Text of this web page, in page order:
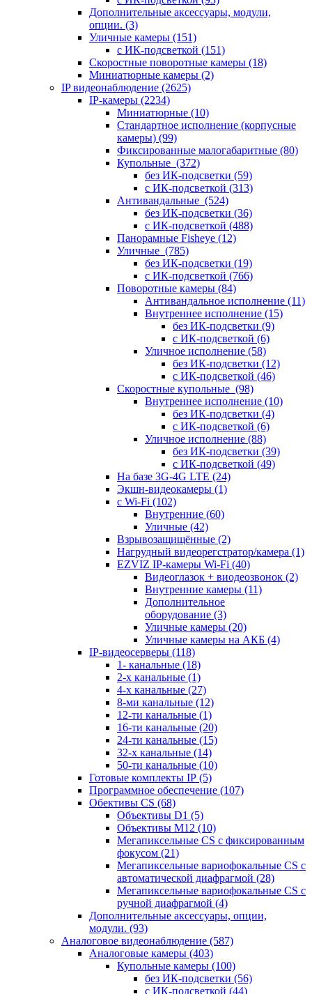
Дополнительные аксессуары, модули,
опции. (3)
Уличные камеры (151)
с ИК-подсветкой (151)
Скоростные поворотные камеры (18)
Миниатюрные камеры (2)
IP видеонаблюдение (2625)
IP-камеры (2234)
Миниатюрные (10)
Стандартное исполнение (корпусные
камеры) (99)
Фиксированные малогабаритные (80)
Купольные (372)
без ИК-подсветки (59)
с ИК-подсветкой (313)
Антивандальные (524)
без ИК-подсветки (36)
с ИК-подсветкой (488)
Панорамные Fisheye (12)
Уличные (785)
без ИК-подсветки (19)
с ИК-подсветкой (766)
Поворотные камеры (84)
Антивандальное исполнение (11)
Внутреннее исполнение (15)
без ИК-подсветки (9)
с ИК-подсветкой (6)
Уличное исполнение (58)
без ИК-подсветки (12)
с ИК-подсветкой (46)
Скоростные купольные (98)
Внутреннее исполнение (10)
без ИК-подсветки (4)
с ИК-подсветкой (6)
Уличное исполнение (88)
без ИК-подсветки (39)
с ИК-подсветкой (49)
На базе 3G-4G LTE (24)
Экшн-видеокамеры (1)
с Wi-Fi (102)
Внутренние (60)
Уличные (42)
Взрывозащищённые (2)
Нагрудный видеорегстратор/камера (1)
EZVIZ IP-камеры Wi-Fi (40)
Видеоглазок + виодеозвонок (2)
Внутренние камеры (11)
Дополнительное
оборудование (3)
Уличные камеры (20)
Уличные камеры на АКБ (4)
IP-видеосерверы (118)
1- канальные (18)
2-х канальные (1)
4-х канальные (27)
8-ми канальные (12)
12-ти канальные (1)
16-ти канальные (20)
24-ти канальные (15)
32-х канальные (14)
50-ти канальные (10)
Готовые комплекты IP (5)
Программное обеспечение (107)
Обективы CS (68)
Объективы D1 (5)
Объективы M12 (10)
Мегапиксельные CS c фиксированным
фокусом (21)
Мегапиксельные вариофокальные CS c
автоматической диафрагмой (28)
Мегапиксельные вариофокальные CS c
ручной диафрагмой (4)
Дополнительные аксессуары, опции,
модули. (93)
Аналоговое видеонаблюдение (587)
Аналоговые камеры (403)
Купольные камеры (100)
без ИК-подсветки (56)
с ИК-подсветкой (44)